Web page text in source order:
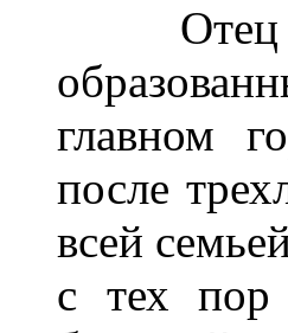
Отец
главном
после
всей
с тех пор